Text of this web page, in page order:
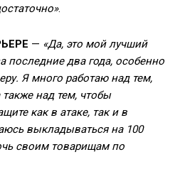
.
— «Да, это мой лучший
последние два года, особенно
Я много работаю над тем,
над тем, чтобы
как в атаке, так и в
выкладываться на 100
своим товарищам по